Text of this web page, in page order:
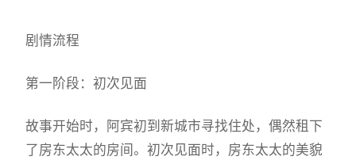
剧情流程
第一阶段：初次见面
故事开始时，阿宾初到新城市寻找住处，偶然租下
了房东太太的房间。初次见面时，房东太太的美貌